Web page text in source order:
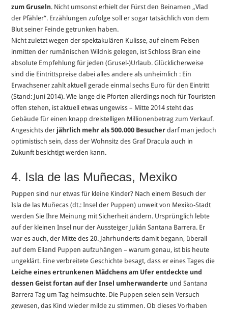
zum Gruseln. Nicht umsonst erhielt der Fürst den Beinamen „Vlad
der Pfähler“. Erzählungen zufolge soll er sogar tatsächlich von dem
Blut seiner Feinde getrunken haben.
Nicht zuletzt wegen der spektakulären Kulisse, auf einem Felsen
inmitten der rumänischen Wildnis gelegen, ist Schloss Bran eine
absolute Empfehlung für jeden (Grusel-)Urlaub. Glücklicherweise
sind die Eintrittspreise dabei alles andere als unheimlich : Ein
Erwachsener zahlt aktuell gerade einmal sechs Euro für den Eintritt
(Stand: Juni 2014). Wie lange die Pforten allerdings noch für Touristen
offen stehen, ist aktuell etwas ungewiss – Mitte 2014 steht das
Gebäude für einen knapp dreistelligen Millionenbetrag zum Verkauf.
Angesichts der jährlich mehr als 500.000 Besucherdarf man jedoch
optimistisch sein, dass der Wohnsitz des Graf Dracula auch in
Zukunft besichtigt werden kann.
4. Isla de las Muñecas, Mexiko
Puppen sind nur etwas für kleine Kinder? Nach einem Besuch der
Isla de las Muñecas (dt.: Insel der Puppen) unweit von Mexiko-Stadt
werden Sie Ihre Meinung mit Sicherheit ändern. Ursprünglich lebte
auf der kleinen Insel nur der Aussteiger Julián Santana Barrera. Er
war es auch, der Mitte des 20. Jahrhunderts damit begann, überall
auf dem Eiland Puppen aufzuhängen – warum genau, ist bis heute
ungeklärt. Eine verbreitete Geschichte besagt, dass er eines Tages die
Leiche eines ertrunkenen Mädchens am Ufer entdeckte und
dessen Geist fortan auf der Insel umherwanderte und Santana
Barrera Tag um Tag heimsuchte. Die Puppen seien sein Versuch
gewesen, das Kind wieder milde zu stimmen. Ob dieses Vorhaben